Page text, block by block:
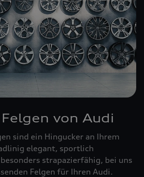
von Audi
sind ein Hingucker an Ihrem
elegant, sportlich
strapazierfähig, bei uns
Felgen für Ihren Audi.